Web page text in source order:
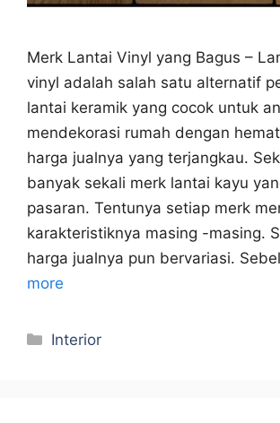
Merk Lantai Vinyl yang Bagus –
vinyl adalah salah satu alternatif
lantai keramik yang cocok untuk
mendekorasi rumah dengan
harga jualnya yang terjangkau.
banyak sekali merk lantai kayu
pasaran. Tentunya setiap merk
karakteristiknya masing -masing.
harga jualnya pun bervariasi.
more
Categories
Interior